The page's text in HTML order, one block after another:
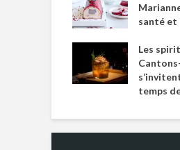
santé et
Les
temps